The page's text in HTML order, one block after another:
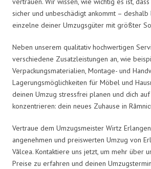
sicher und unbeschädigt ankommt –
einzelne deiner Umzugsgüter mit größter
Neben unserem qualitativ hochwertigen
verschiedene Zusatzleistungen an, wie
Verpackungsmaterialien, Montage- und
Lagerungsmöglichkeiten für Möbel und
deinen Umzug stressfrei planen und dich
konzentrieren: dein neues Zuhause in
Vertraue dem Umzugsmeister Wirtz
angenehmen und preiswerten Umzug von
Vâlcea. Kontaktiere uns jetzt, um mehr über
Preise zu erfahren und deinen